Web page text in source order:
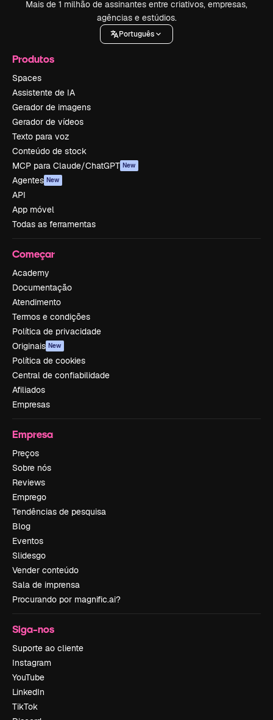
Mais de 1 milhão de assinantes entre criativos, empresas,
agências e estúdios.
Português
Produtos
Spaces
Assistente de IA
Gerador de imagens
Gerador de vídeos
Texto para voz
Conteúdo de stock
MCP para Claude/ChatGPT New
Agentes New
API
App móvel
Todas as ferramentas
Começar
Academy
Documentação
Atendimento
Termos e condições
Política de privacidade
Originais New
Política de cookies
Central de confiabilidade
Afiliados
Empresas
Empresa
Preços
Sobre nós
Reviews
Emprego
Tendências de pesquisa
Blog
Eventos
Slidesgo
Vender conteúdo
Sala de imprensa
Procurando por magnific.ai?
Siga-nos
Suporte ao cliente
Instagram
YouTube
LinkedIn
TikTok